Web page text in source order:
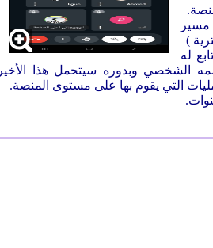
)
له
الشخصي وبدوره سيتحمل هذا الأخير
التي يقوم بها على مستوى المنصة.